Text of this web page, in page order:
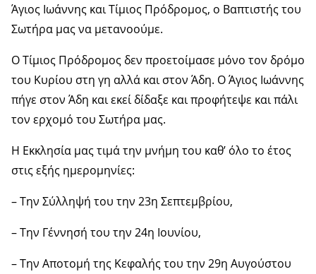
Άγιος Ιωάννης και Τίμιος Πρόδρομος, ο Βαπτιστής του
Σωτήρα μας να μετανοούμε.
Ο Τίμιος Πρόδρομος δεν προετοίμασε μόνο τον δρόμο
του Κυρίου στη γη αλλά και στον Άδη. Ο Άγιος Ιωάννης
πήγε στον Άδη και εκεί δίδαξε και προφήτεψε και πάλι
τον ερχομό του Σωτήρα μας.
Η Εκκλησία μας τιμά την μνήμη του καθ’ όλο το έτος
στις εξής ημερομηνίες:
– Την Σύλληψή του την 23η Σεπτεμβρίου,
– Την Γέννησή του την 24η Ιουνίου,
– Την Αποτομή της Κεφαλής του την 29η Αυγούστου